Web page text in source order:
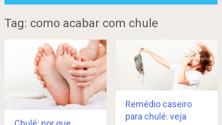
Tag: como acabar com chule
Remédio caseiro
para chulé: veja